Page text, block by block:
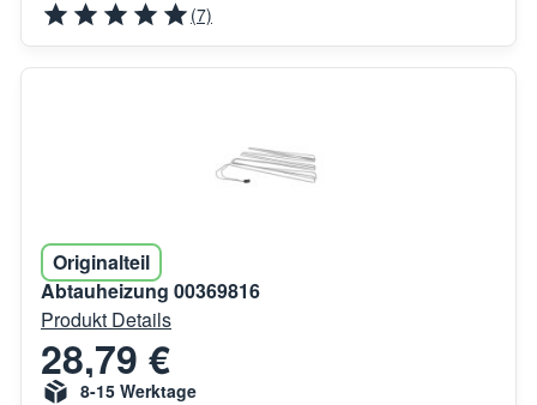
(7)
Originalteil
Abtauheizung 00369816
Produkt Details
28,79 €
8-15 Werktage